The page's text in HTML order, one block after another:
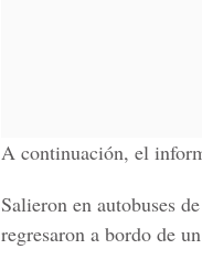
A continuación, el
Salieron en autobuses
regresaron a bordo de